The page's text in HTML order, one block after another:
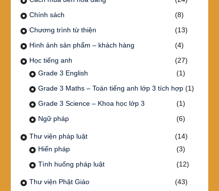
Chính sách
(8)
Chương trình từ thiện
(13)
Hình ảnh sản phẩm – khách hàng
(4)
Học tiếng anh
(27)
Grade 3 English
(1)
Grade 3 Maths – Toán tiếng anh lớp 3 tích hợp(1)
Grade 3 Science – Khoa học lớp 3
(1)
Ngữ pháp
(6)
Thư viện pháp luật
(14)
Hiến pháp
(3)
Tình huống pháp luật
(12)
Thư viện Phật Giáo
(43)